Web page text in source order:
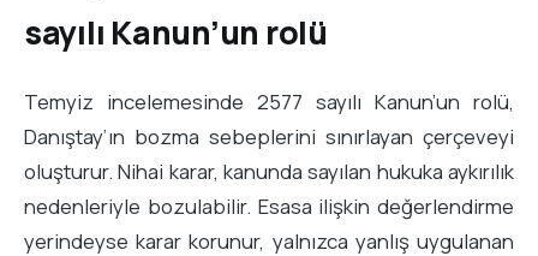
sayılı Kanun’un rolü
Temyiz incelemesinde 2577 sayılı Kanun’un rolü,
Danıştay’ın bozma sebeplerini sınırlayan çerçeveyi
oluşturur. Nihai karar, kanunda sayılan hukuka aykırılık
nedenleriyle bozulabilir. Esasa ilişkin değerlendirme
yerindeyse karar korunur, yalnızca yanlış uygulanan